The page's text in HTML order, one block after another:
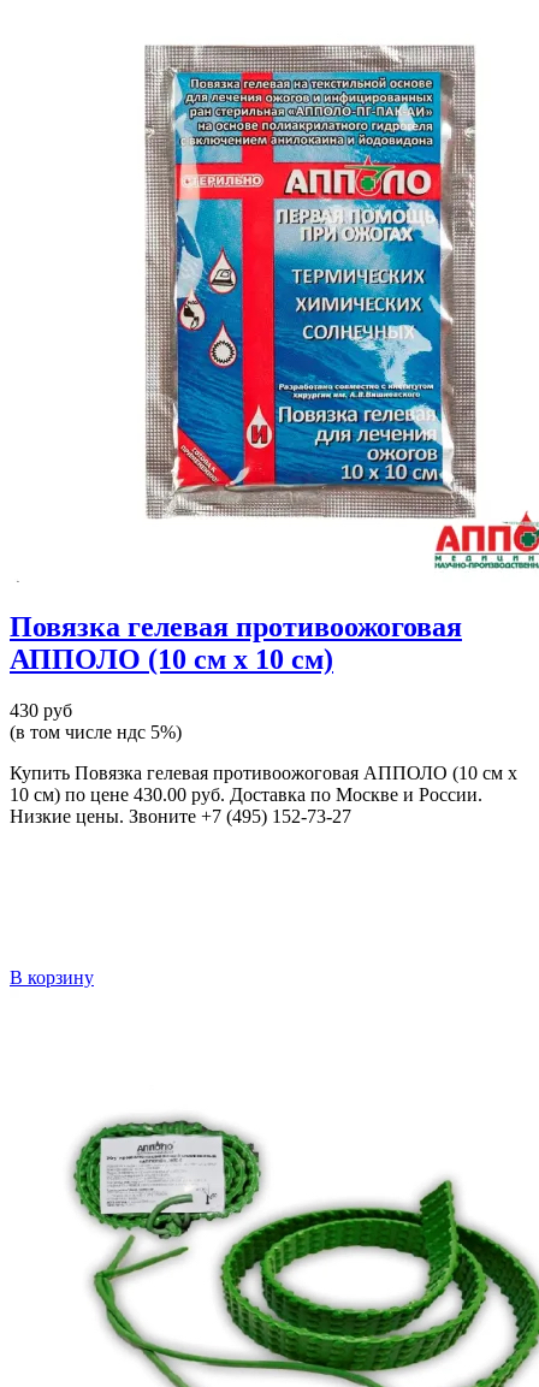
Повязка гелевая противоожоговая
АППОЛО (10 см x 10 см)
430 руб
(в том числе ндс 5%)
Купить Повязка гелевая противоожоговая АППОЛО (10 см x
10 см) по цене 430.00 руб. Доставка по Москве и России.
Низкие цены. Звоните +7 (495) 152-73-27
В корзину